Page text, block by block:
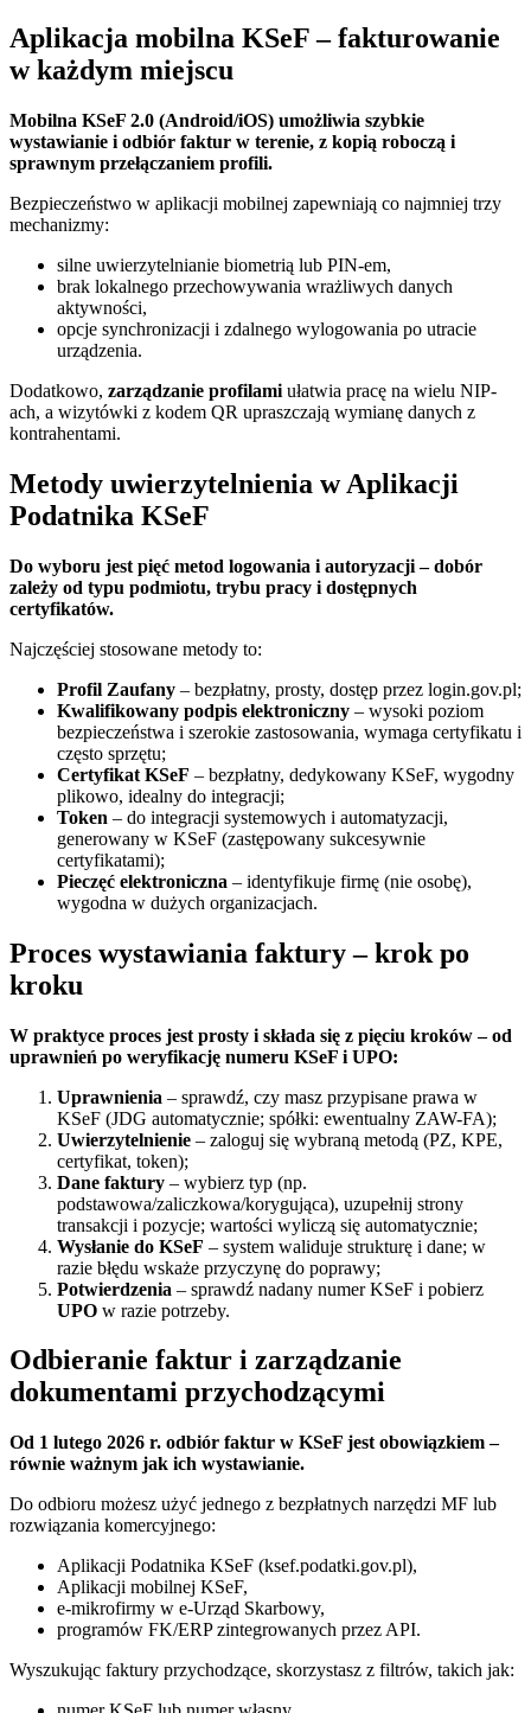
Aplikacja mobilna KSeF – fakturowanie
w każdym miejscu
Mobilna KSeF 2.0 (Android/iOS) umożliwia szybkie
wystawianie i odbiór faktur w terenie, z kopią roboczą i
sprawnym przełączaniem profili.
Bezpieczeństwo w aplikacji mobilnej zapewniają co najmniej trzy
mechanizmy:
silne uwierzytelnianie biometrią lub PIN-em,
brak lokalnego przechowywania wrażliwych danych
aktywności,
opcje synchronizacji i zdalnego wylogowania po utracie
urządzenia.
Dodatkowo, zarządzanie profilami ułatwia pracę na wielu NIP-
ach, a wizytówki z kodem QR upraszczają wymianę danych z
kontrahentami.
Metody uwierzytelnienia w Aplikacji
Podatnika KSeF
Do wyboru jest pięć metod logowania i autoryzacji – dobór
zależy od typu podmiotu, trybu pracy i dostępnych
certyfikatów.
Najczęściej stosowane metody to:
Profil Zaufany – bezpłatny, prosty, dostęp przez login.gov.pl;
Kwalifikowany podpis elektroniczny – wysoki poziom
bezpieczeństwa i szerokie zastosowania, wymaga certyfikatu i
często sprzętu;
Certyfikat KSeF – bezpłatny, dedykowany KSeF, wygodny
plikowo, idealny do integracji;
Token – do integracji systemowych i automatyzacji,
generowany w KSeF (zastępowany sukcesywnie
certyfikatami);
Pieczęć elektroniczna – identyfikuje firmę (nie osobę),
wygodna w dużych organizacjach.
Proces wystawiania faktury – krok po
kroku
W praktyce proces jest prosty i składa się z pięciu kroków – od
uprawnień po weryfikację numeru KSeF i UPO:
Uprawnienia – sprawdź, czy masz przypisane prawa w
KSeF (JDG automatycznie; spółki: ewentualny ZAW-FA);
Uwierzytelnienie – zaloguj się wybraną metodą (PZ, KPE,
certyfikat, token);
Dane faktury – wybierz typ (np.
podstawowa/zaliczkowa/korygująca), uzupełnij strony
transakcji i pozycje; wartości wyliczą się automatycznie;
Wysłanie do KSeF – system waliduje strukturę i dane; w
razie błędu wskaże przyczynę do poprawy;
Potwierdzenia – sprawdź nadany numer KSeF i pobierz
UPO w razie potrzeby.
Odbieranie faktur i zarządzanie
dokumentami przychodzącymi
Od 1 lutego 2026 r. odbiór faktur w KSeF jest obowiązkiem –
równie ważnym jak ich wystawianie.
Do odbioru możesz użyć jednego z bezpłatnych narzędzi MF lub
rozwiązania komercyjnego:
Aplikacji Podatnika KSeF (ksef.podatki.gov.pl),
Aplikacji mobilnej KSeF,
e-mikrofirmy w e-Urząd Skarbowy,
programów FK/ERP zintegrowanych przez API.
Wyszukując faktury przychodzące, skorzystasz z filtrów, takich jak: